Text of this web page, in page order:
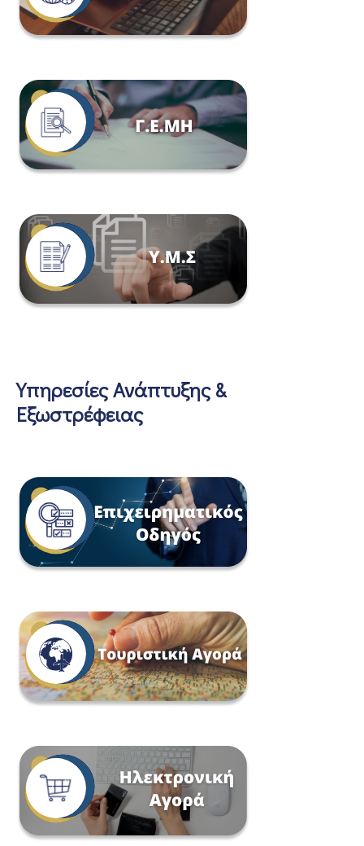
Υπηρεσίες Ανάπτυξης &
Εξωστρέφειας